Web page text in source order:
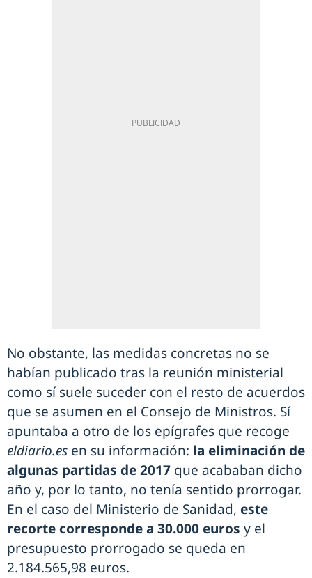
No obstante, las medidas concretas no se
habían publicado tras la reunión ministerial
como sí suele suceder con el resto de acuerdos
que se asumen en el Consejo de Ministros. Sí
apuntaba a otro de los epígrafes que recoge
eldiario.es en su información: la eliminación de
algunas partidas de 2017 que acababan dicho
año y, por lo tanto, no tenía sentido prorrogar.
En el caso del Ministerio de Sanidad, este
recorte corresponde a 30.000 euros y el
presupuesto prorrogado se queda en
2.184.565,98 euros.